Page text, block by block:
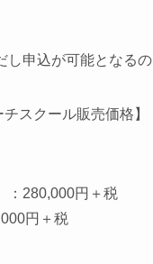
し申込が可能となる
チスクール販売価格】
：280,000円＋税
円＋税